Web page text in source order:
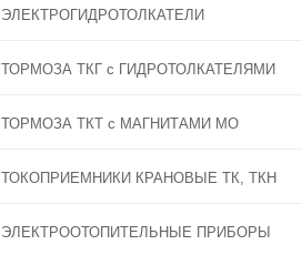
ЭЛЕКТРОГИДРОТОЛКАТЕЛИ
ТОРМОЗА ТКГ с ГИДРОТОЛКАТЕЛЯМИ
ТОРМОЗА ТКТ с МАГНИТАМИ МО
ТОКОПРИЕМНИКИ КРАНОВЫЕ ТК, ТКН
ЭЛЕКТРООТОПИТЕЛЬНЫЕ ПРИБОРЫ